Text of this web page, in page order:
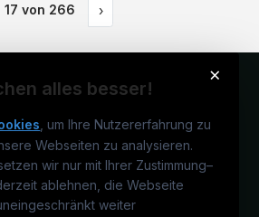
17 von 266 ›
×
alles besser!
, um Ihre Nutzererfahrung zu
Webseiten zu analysieren.
wir nur mit Ihrer Zustimmung–
ablehnen, die Webseite
weiter
Ein